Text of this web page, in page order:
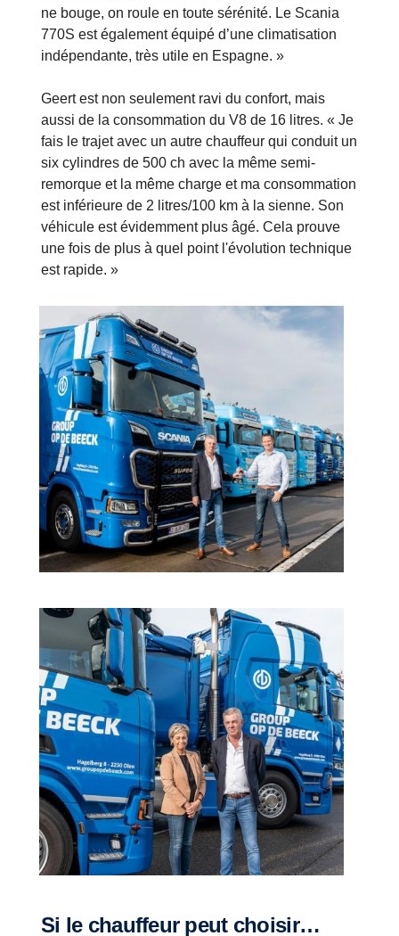
ne bouge, on roule en toute sérénité. Le Scania
770S est également équipé d’une climatisation
indépendante, très utile en Espagne. »
Geert est non seulement ravi du confort, mais
aussi de la consommation du V8 de 16 litres. « Je
fais le trajet avec un autre chauffeur qui conduit un
six cylindres de 500 ch avec la même semi-
remorque et la même charge et ma consommation
est inférieure de 2 litres/100 km à la sienne. Son
véhicule est évidemment plus âgé. Cela prouve
une fois de plus à quel point l'évolution technique
est rapide. »
Si le chauffeur peut choisir…